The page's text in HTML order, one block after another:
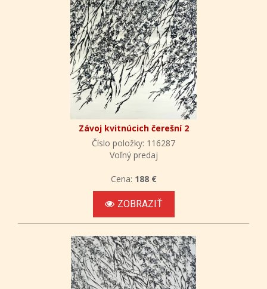
Závoj kvitnúcich čerešní 2
Číslo položky: 116287
Voľný predaj
Cena: 188 €
ZOBRAZIŤ